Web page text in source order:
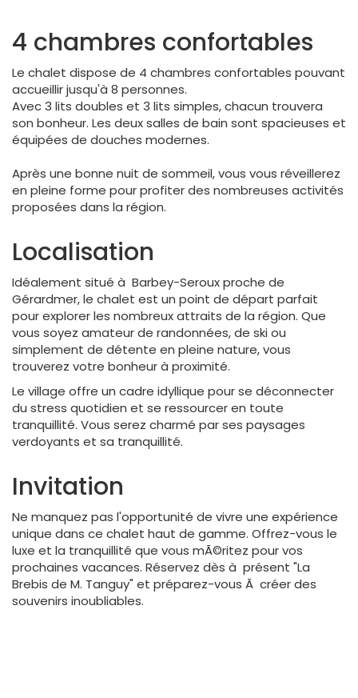
4 chambres confortables
Le chalet dispose de 4 chambres confortables pouvant
accueillir jusqu'à 8 personnes.
Avec 3 lits doubles et 3 lits simples, chacun trouvera
son bonheur. Les deux salles de bain sont spacieuses et
équipées de douches modernes.
Après une bonne nuit de sommeil, vous vous réveillerez
en pleine forme pour profiter des nombreuses activités
proposées dans la région.
Localisation
Idéalement situé à Barbey-Seroux proche de
Gérardmer, le chalet est un point de départ parfait
pour explorer les nombreux attraits de la région. Que
vous soyez amateur de randonnées, de ski ou
simplement de détente en pleine nature, vous
trouverez votre bonheur à proximité.
Le village offre un cadre idyllique pour se déconnecter
du stress quotidien et se ressourcer en toute
tranquillité. Vous serez charmé par ses paysages
verdoyants et sa tranquillité.
Invitation
Ne manquez pas l'opportunité de vivre une expérience
unique dans ce chalet haut de gamme. Offrez-vous le
luxe et la tranquillité que vous mÃ©ritez pour vos
prochaines vacances. Réservez dès à présent "La
Brebis de M. Tanguy" et préparez-vous Ã créer des
souvenirs inoubliables.